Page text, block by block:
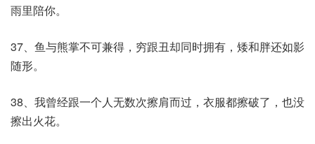
雨里陪你。
37、鱼与熊掌不可兼得，穷跟丑却同时拥有，矮和胖还如影
随形。
38、我曾经跟一个人无数次擦肩而过，衣服都擦破了，也没
擦出火花。